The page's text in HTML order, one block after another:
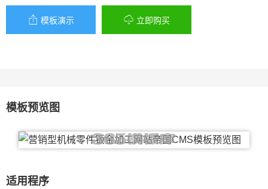
 模板演示  立即购买
模板预览图
适用程序